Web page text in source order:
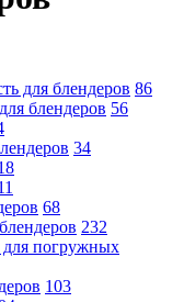
для блендеров 86
блендеров 56
34
68
232
для погружных
103